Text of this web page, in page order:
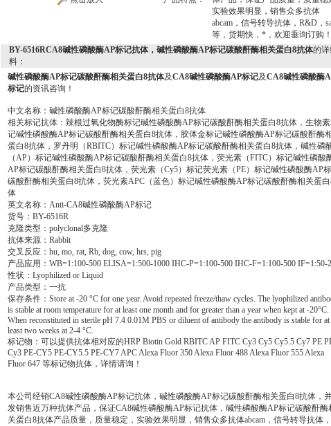
实验效果明显，销售众多抗体
abcam，信号转导抗体，R&D，
等，货期快，*，欢迎垂询订购！
BY-6516RCA8碱性磷酸酶AP标记抗体，碱性磷酸酶AP标记碳酸酐酶相关蛋白8抗体的详
料：
碱性磷酸酶AP标记碳酸酐酶相关蛋白8抗体及CA8碱性磷酸酶AP标记及CA8碱性磷酸酶
标记的资讯咨询！
中文名称：碱性磷酸酶AP标记碳酸酐酶相关蛋白8抗体
相关标记抗体：辣根过氧化物酶标记碱性磷酸酶AP标记碳酸酐酶相关蛋白8抗体，生物
记碱性磷酸酶AP标记碳酸酐酶相关蛋白8抗体，胶体金标记碱性磷酸酶AP标记碳酸酐酶
蛋白8抗体，罗丹明（RBITC）标记碱性磷酸酶AP标记碳酸酐酶相关蛋白8抗体，碱性磷
（AP）标记碱性磷酸酶AP标记碳酸酐酶相关蛋白8抗体，荧光素（FITC）标记碱性磷酸
AP标记碳酸酐酶相关蛋白8抗体，荧光素（Cy5）标记荧光素（PE）标记碱性磷酸酶AP
碳酸酐酶相关蛋白8抗体，荧光素APC（蓝色）标记碱性磷酸酶AP标记碳酸酐酶相关蛋
体
英文名称：Anti-CA8碱性磷酸酶AP标记
货号：BY-6516R
克隆类型：polyclonal多克隆
抗体来源：Rabbit
交叉反应：hu, mo, rat, Rb, dog, cow, hrs, pig
产品应用：WB=1:100-500 ELISA=1:500-1000 IHC-P=1:100-500 IHC-F=1:100-500 IF=1:50-
性状：Lyophilized or Liquid
产品类型：一抗
保存条件：Store at -20 °C for one year. Avoid repeated freeze/thaw cycles. The lyophilized
is stable at room temperature for at least one month and for greater than a year when kept at -20°C.
When reconstituted in sterile pH 7.4 0.01M PBS or diluent of antibody the antibody is stable for at
least two weeks at 2-4 °C.
标记物：可以提供抗体相对应的HRP Biotin Gold RBITC AP FITC Cy3 Cy5 Cy5.5 Cy7 PE
Cy3 PE-CY5 PE-CY5.5 PE-CY7 APC Alexa Fluor 350 Alexa Fluor 488 Alexa Fluor 555 Alexa
Fluor 647 等标记物抗体，详情请询！
本公司经销CA8碱性磷酸酶AP标记抗体，碱性磷酸酶AP标记碳酸酐酶相关蛋白8抗体，
发销售近万种抗体产品，保证CA8碱性磷酸酶AP标记抗体，碱性磷酸酶AP标记碳酸酐酶
关蛋白8抗体产品质量，质量稳定，实验效果明显，销售众多抗体abcam，信号转导抗体，